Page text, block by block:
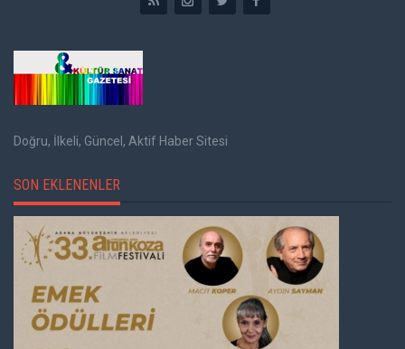
Doğru, İlkeli, Güncel, Aktif Haber Sitesi
SON EKLENENLER